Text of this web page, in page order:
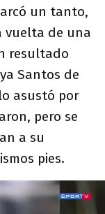
un tanto,
vuelta de una
resultado
Santos de
asustó por
pero se
a su
pies.